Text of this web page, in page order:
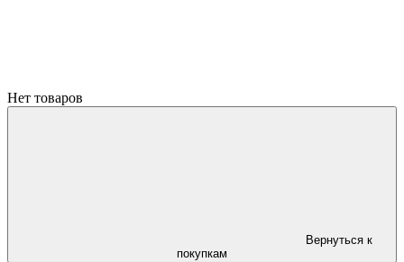
Нет товаров
Вернуться к
покупкам